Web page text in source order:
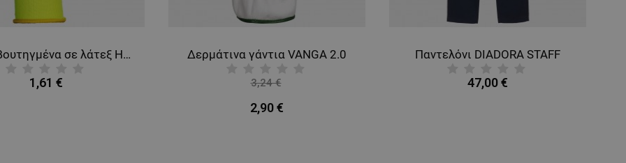
Γάντια βουτηγμένα σε λάτεξ HANOVER 2.0
1,61 €
Δερμάτινα γάντια VANGA 2.0
3,24 €
2,90 €
Παντελόνι DIADORA STAFF
47,00 €